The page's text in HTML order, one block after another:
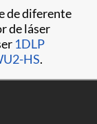
de diferente
de láser
1DLP
HS.